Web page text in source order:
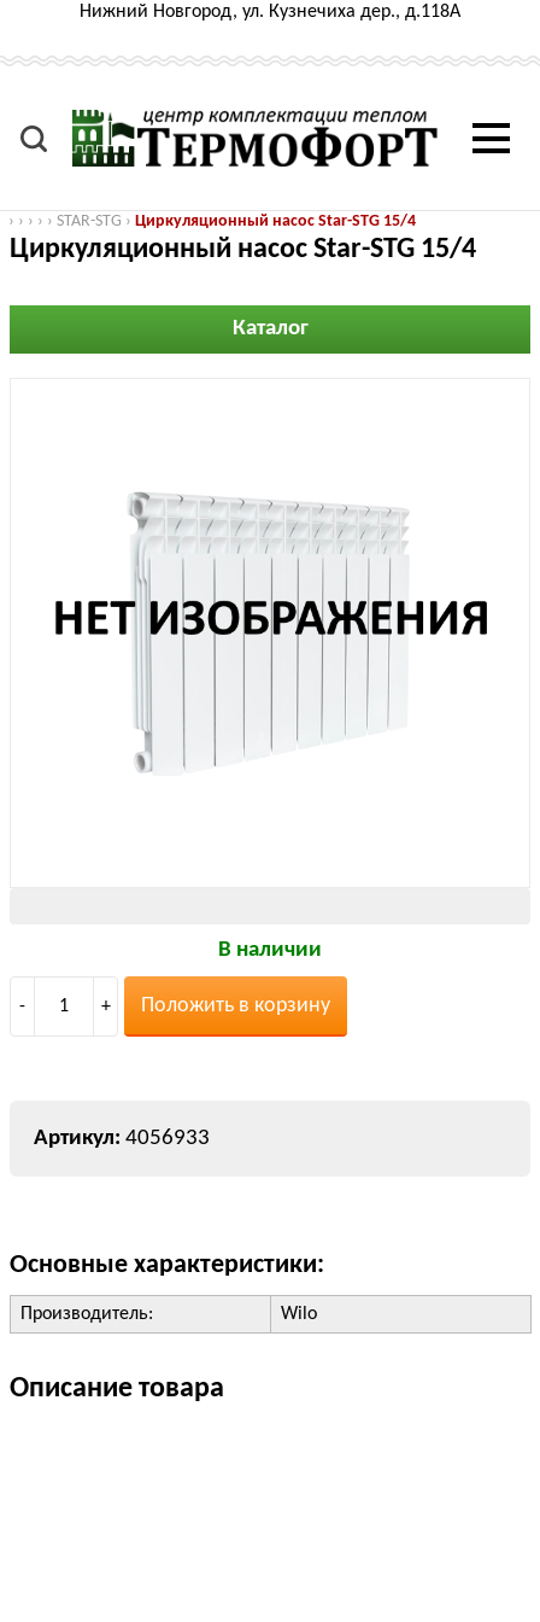
Нижний Новгород, ул. Кузнечиха дер., д.118А
› › › › › STAR-STG › Циркуляционный насос Star-STG 15/4
Циркуляционный насос Star-STG 15/4
Каталог
В наличии
- 1 + Положить в корзину
4056933
Основные характеристики:
Производитель: Wilo
Описание товара